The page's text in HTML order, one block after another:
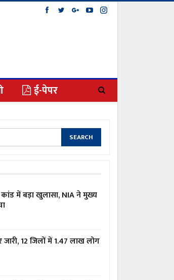
ई-पेपर
में बड़ा खुलासा, NIA ने मुख्य
12 जिलों में 1.47 लाख लोग